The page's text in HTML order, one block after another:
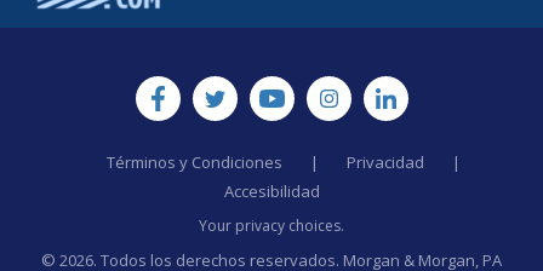
Términos y Condiciones | Privacidad
|
Accesibilidad
Your privacy choices.
© 2026. Todos los derechos reservados. Morgan & Morgan, PA